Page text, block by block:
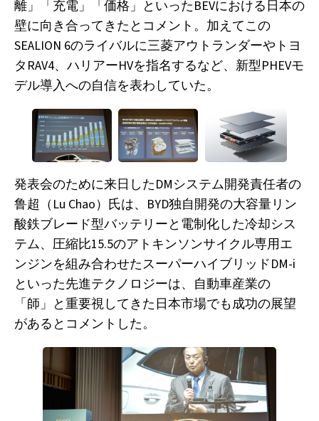
離」「充電」「価格」といったBEVにおける日本の
壁に向き合ってきたとコメント。加えてこの
SEALION 6のライバルに三菱アウトランダーやトヨ
タRAV4、ハリアーHVを指名するなど、新型PHEVモ
デル導入への自信を表わしていた。
発表会のために来日したDMシステム開発責任者の
鲁超（Lu Chao）氏は、BYD独自開発の大容量リン
酸鉄ブレード型バッテリーと電制化した冷却シス
テム、圧縮比15.5のアトキンソンサイクル専用エ
ンジンを組み合わせたスーパーハイブリッドDM-i
といった先進テクノロジーは、自動車産業の
「師」と重要視してきた日本市場でも成功の展望
があるとコメントした。